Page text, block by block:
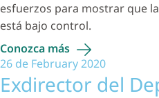
esfuerzos para mostrar que
está bajo control.
Conozca más
26 de February 2020
Exdirector del